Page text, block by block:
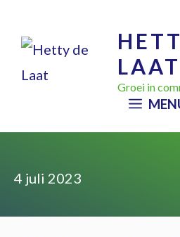
naar
LAAT
Groei in
4 juli 2023